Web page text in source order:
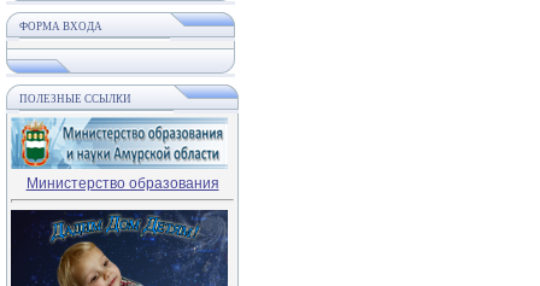
ФОРМА ВХОДА
ПОЛЕЗНЫЕ ССЫЛКИ
Министерство образования